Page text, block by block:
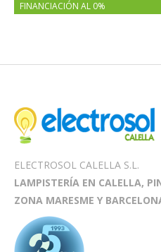
FINANCIACIÓN AL 0%
ELECTROSOL CALELLA S.L.
LAMPISTERÍA EN CALELLA,
ZONA MARESME Y